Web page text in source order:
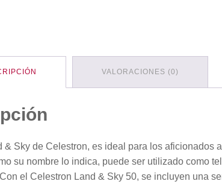
VALORACIONES (0)
& Sky de Celestron, es ideal para los
su nombre lo indica, puede ser utilizado como
el Celestron Land & Sky 50, se incluyen una